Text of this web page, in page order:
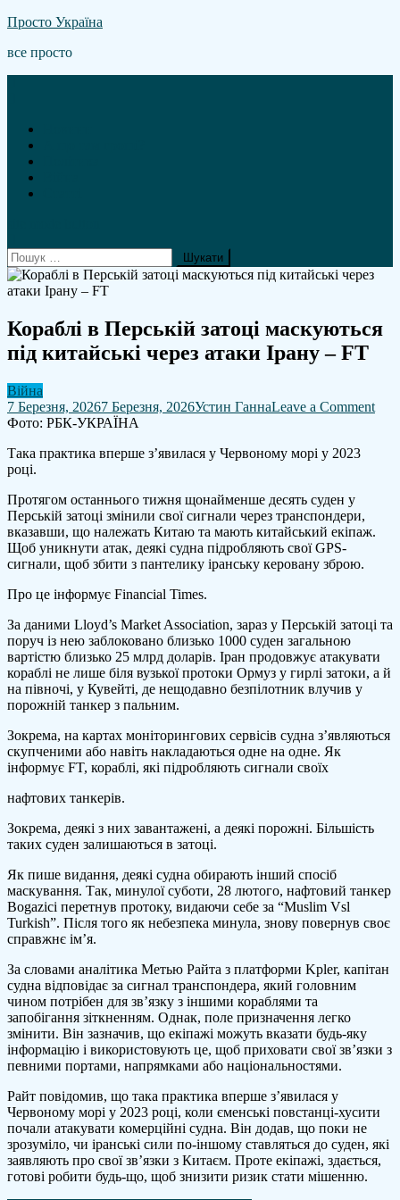
Skip
content
Просто Україна
все просто
Пошук:
Кораблі в Перській затоці маскуються
під китайські через атаки Ірану – FT
Війна
7 Березня, 20267 Березня, 2026Устин ГаннаLeave a Commenton
Фото: РБК-УКРАЇНА
Така практика вперше з’явилася у Червоному морі у 2023
році.
Протягом останнього тижня щонайменше десять суден у
Перській затоці змінили свої сигнали через транспондери,
вказавши, що належать Китаю та мають китайський екіпаж.
Щоб уникнути атак, деякі судна підробляють свої GPS-
сигнали, щоб збити з пантелику іранську керовану зброю.
Про це інформує Financial Times.
За даними Lloyd’s Market Association, зараз у Перській затоці та
поруч із нею заблоковано близько 1000 суден загальною
вартістю близько 25 млрд доларів. Іран продовжує атакувати
кораблі не лише біля вузької протоки Ормуз у гирлі затоки, а й
на півночі, у Кувейті, де нещодавно безпілотник влучив у
порожній танкер з пальним.
Зокрема, на картах моніторингових сервісів судна з’являються
скупченими або навіть накладаються одне на одне. Як
інформує FT, кораблі, які підробляють сигнали своїх
нафтових танкерів.
Зокрема, деякі з них завантажені, а деякі порожні. Більшість
таких суден залишаються в затоці.
Як пише видання, деякі судна обирають інший спосіб
маскування. Так, минулої суботи, 28 лютого, нафтовий танкер
Bogazici перетнув протоку, видаючи себе за “Muslim Vsl
Turkish”. Після того як небезпека минула, знову повернув своє
справжнє ім’я.
За словами аналітика Метью Райта з платформи Kpler, капітан
судна відповідає за сигнал транспондера, який головним
чином потрібен для зв’язку з іншими кораблями та
запобігання зіткненням. Однак, поле призначення легко
змінити. Він зазначив, що екіпажі можуть вказати будь-яку
інформацію і використовують це, щоб приховати свої зв’язки з
певними портами, напрямками або національностями.
Райт повідомив, що така практика вперше з’явилася у
Червоному морі у 2023 році, коли єменські повстанці-хусити
почали атакувати комерційні судна. Він додав, що поки не
зрозуміло, чи іранські сили по-іншому ставляться до суден, які
заявляють про свої зв’язки з Китаєм. Проте екіпажі, здається,
готові робити будь-що, щоб знизити ризик стати мішенню.